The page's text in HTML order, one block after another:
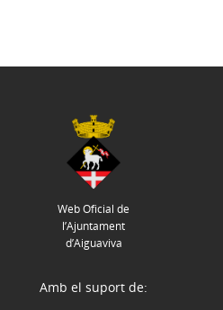
Web Oficial de
l’Ajuntament
d’Aiguaviva
Amb el suport de: